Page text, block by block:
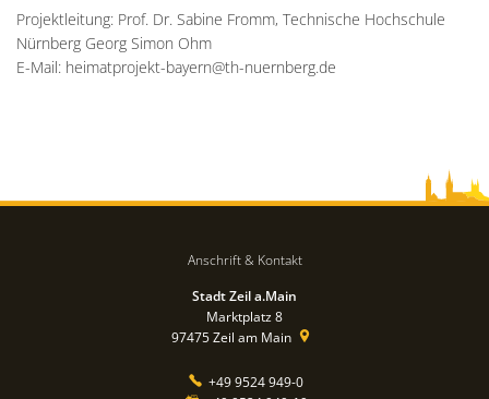
Projektleitung: Prof. Dr. Sabine Fromm, Technische Hochschule
Nürnberg Georg Simon Ohm
E-Mail: heimatprojekt-bayern@th-nuernberg.de
Anschrift & Kontakt
Stadt Zeil a.Main
Marktplatz 8
97475Zeil am Main
+49 9524 949-0